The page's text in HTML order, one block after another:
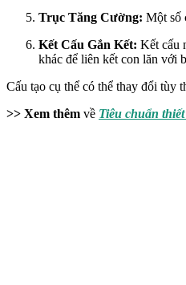
Trục Tăng Cường: Một số
Kết Cấu Gắn Kết: Kết cấu
khác để liên kết con lăn với
Cấu tạo cụ thể có thể thay đổi tùy
>> Xem thêm về Tiêu chuẩn